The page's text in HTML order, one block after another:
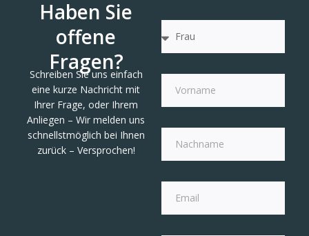
Haben Sie
offene
Fragen?
Schreiben Sie uns einfach
eine kurze Nachricht mit
Ihrer Frage, oder Ihrem
Anliegen – Wir melden uns
schnellstmöglich bei Ihnen
zurück – Versprochen!